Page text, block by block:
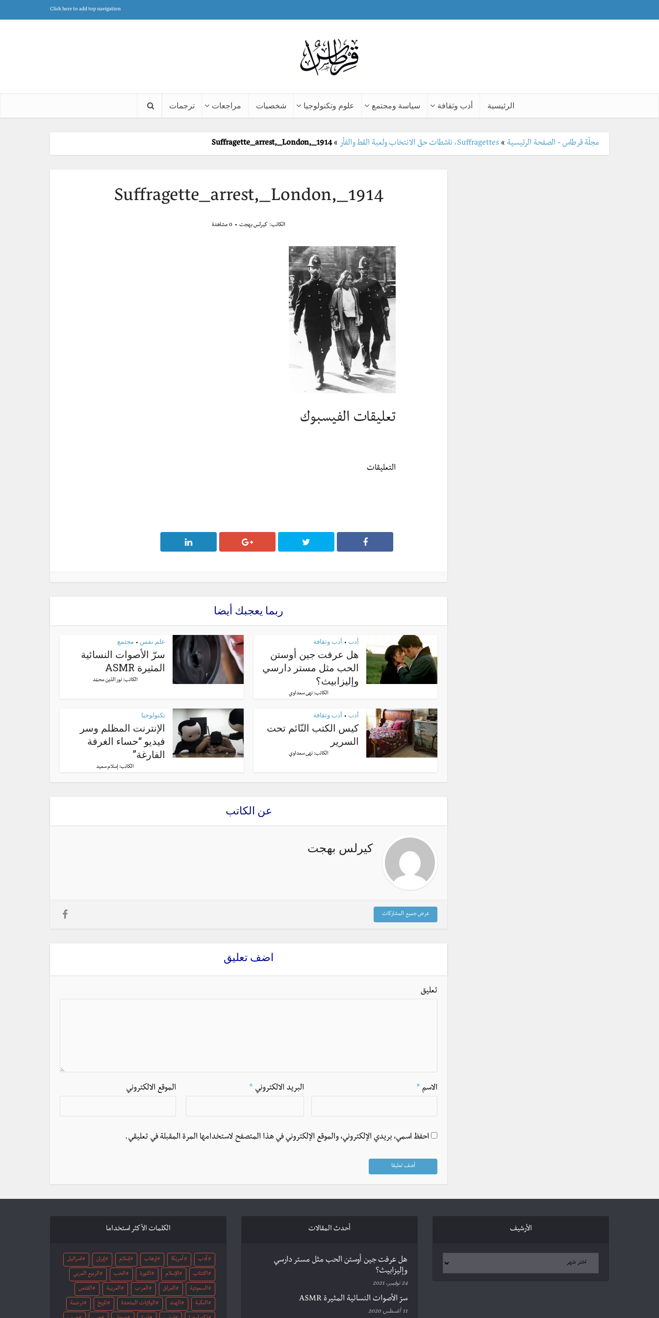
Click here to add top navigation
الرئيسية أدب وثقافة سياسة ومجتمع علوم وتكنولوجيا شخصيات مراجعات ترجمات
مجلّة قرطاس - الصفحة الرئيسية » Suffragettes، ناشطات حقّ الانتخاب ولعبة القط والفأر »
Suffragette_arrest,_London,_1914
Suffragette_arrest,_London,_1914
الكاتب: كيرلس بهجت 0 مشاهدة
تعليقات الفيسبوك
التعليقات
ربما يعجبك أيضا
أدب • أدب وثقافة
هل عرفت جين أوستن
الحب مثل مستر دارسي
وإليزابيث؟
الكاتب: نهى سعداوي
علم نفس • مجتمع
سرّ الأصوات النسائية
المثيرة ASMR
الكاتب:نور الدّين محمّد
أدب • أدب وثقافة
كيس الكتب النّائم تحت
السرير
الكاتب: نهى سعداوي
تكنولوجيا
الإنترنت المظلم وسر
فيديو “حساء الغرفة
الفارغة”
الكاتب: إسلام سعيد
عن الكاتب
كيرلس بهجت
عرض جميع المشاركات
اضف تعليق
تعليق
الاسم * البريد الالكتروني * الموقع الالكتروني
احفظ اسمي، بريدي الإلكتروني، والموقع الإلكتروني في هذا المتصفح لاستخدامها المرة المقبلة في تعليقي.
الكلمات الأكثر استخداما
أدب أمريكا إرهاب إسلام إيران اسرائيل
اكتئاب الإسلام الثورة الحب الربيع العربي
السعودية العراق العرب العربية القدس
النكبة الهند الولايات المتحدة تاريخ ترجمة
أحدث المقالات
هل عرفت جين أوستن الحب مثل مستر دارسي
وإليزابيث؟
24 نوفمبر، 2021
سرّ الأصوات النسائية المثيرة ASMR
11 أغسطس، 2020
الأرشيف